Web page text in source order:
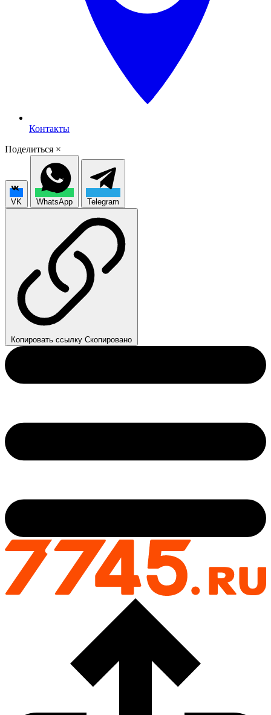
Контакты
Поделиться ×
VK WhatsApp Telegram
Копировать ссылку Скопировано